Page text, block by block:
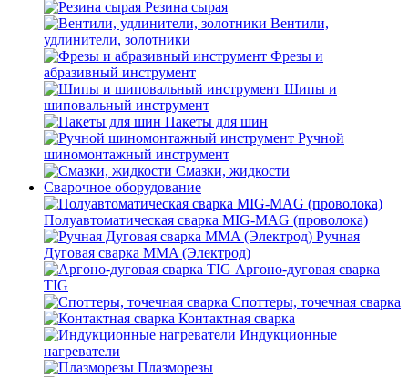
Резина сырая
Вентили,
удлинители, золотники
Фрезы и
абразивный инструмент
Шипы и
шиповальный инструмент
Пакеты для шин
Ручной
шиномонтажный инструмент
Смазки, жидкости
Сварочное оборудование
Полуавтоматическая сварка MIG-MAG (проволока)
Ручная
Дуговая сварка MMA (Электрод)
Аргоно-дуговая сварка
TIG
Споттеры, точечная сварка
Контактная сварка
Индукционные
нагреватели
Плазморезы